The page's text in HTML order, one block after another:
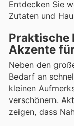
Entdecken Sie
Zutaten und
Praktische
Akzente
Neben den
Bedarf an
kleinen
verschönern.
zeigen, dass